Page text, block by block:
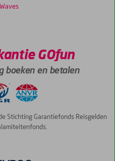
GOfun
boeken en betalen
Stichting Garantiefonds Reisgelden